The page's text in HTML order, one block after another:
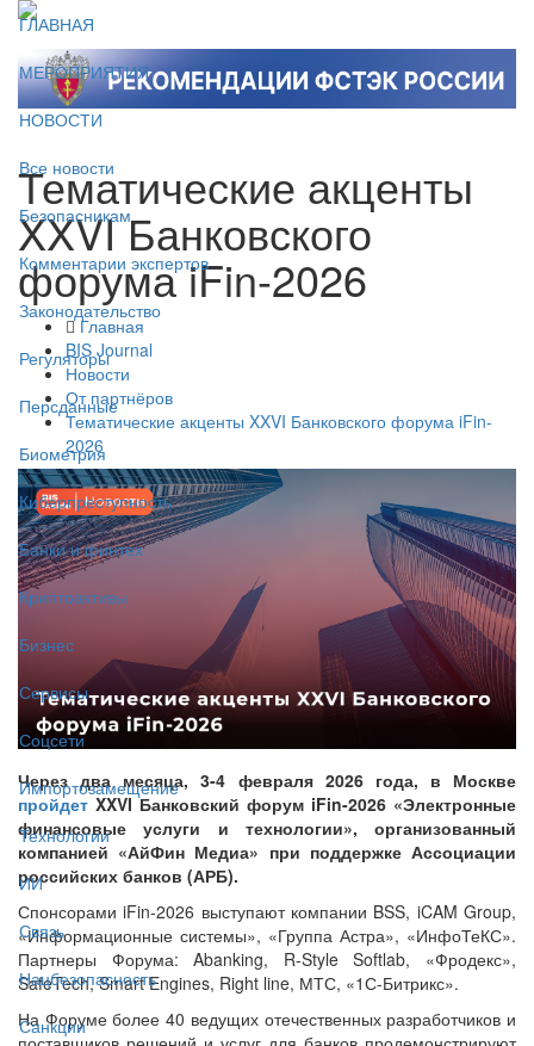
ГЛАВНАЯ
МЕРОПРИЯТИЯ
НОВОСТИ
Все новости
Безопасникам
Комментарии экспертов
Законодательство
Регуляторы
Персданные
Биометрия
Киберпреступность
Банки и финтех
Криптоактивы
Бизнес
Сервисы
Соцсети
Импортозамещение
Технологии
ИИ
Связь
Нацбезопасность
Санкции
Тематические акценты
XXVI Банковского
форума iFin-2026
Главная
BIS Journal
Новости
От партнёров
Тематические акценты XXVI Банковского форума iFin-
2026
Через два месяца, 3-4 февраля 2026 года, в Москве
пройдет XXVI Банковский форум iFin-2026 «Электронные
финансовые услуги и технологии», организованный
компанией «АйФин Медиа» при поддержке Ассоциации
российских банков (АРБ).
Спонсорами iFin-2026 выступают компании BSS, iCAM Group,
«Информационные системы», «Группа Астра», «ИнфоТеКС».
Партнеры Форума: Abanking, R-Style Softlab, «Фродекс»,
SafeTech, Smart Engines, Right line, МТС, «1С-Битрикс».
На Форуме более 40 ведущих отечественных разработчиков и